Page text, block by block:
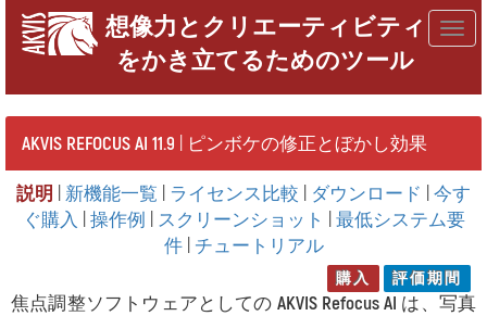
想像力とクリエーティビティ
をかき立てるためのツール
AKVIS REFOCUS AI 11.9 | ピンボケの修正とぼかし効果
説明 新機能一覧 ライセンス比較 ダウンロード
今す
ぐ購入
操作例 スクリーンショット
最低システム要
件| チュートリアル
購入 評価期間
焦点調整ソフトウェアとしての AKVIS Refocus AI は、写真